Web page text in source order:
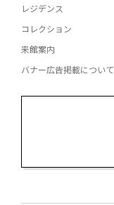
レジデンス
コレクション
来館案内
バナー広告掲載について